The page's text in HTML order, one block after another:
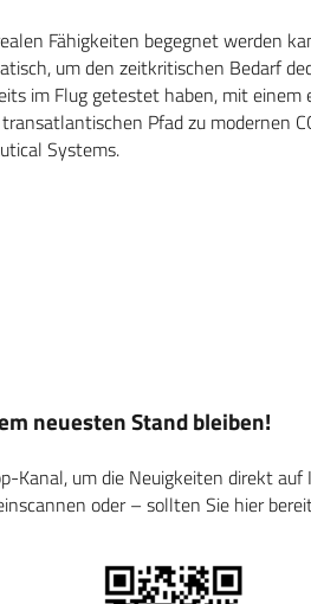
Fähigkeiten begegnet werden
um den zeitkritischen Bedarf
im Flug getestet haben, mit
Pfad zu modernen
Systems.
neuesten Stand bleiben!
Kanal, um die Neuigkeiten direkt
oder – sollten Sie hier